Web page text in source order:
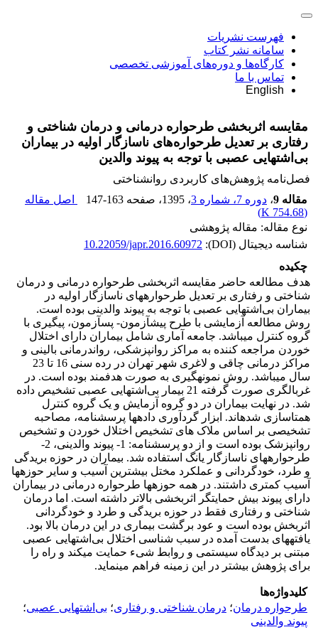
فهرست نشریات
سامانه نشر کتاب
کارگاه‌ها و دوره‌های آموزشی تخصصی
تماس با ما
English
مقایسه اثربخشی طرحواره درمانی و درمان شناختی و
رفتاری بر تعدیل طرحواره‌های ناسازگار اولیه در بیماران
بی‌اشتهایی عصبی با توجه به پیوند والدین
فصل‌نامه پژوهش‌های کاربردی روانشناختی
مقاله 9
، دوره 7، شماره 3 ، 1395 ، صفحه 147-163
اصل مقاله
(
754.68 K
)
نوع مقاله: مقاله پژوهشی
شناسه دیجیتال (DOI):
10.22059/japr.2016.60972
چکیده
هدف مطالعه حاضر مقایسه اثربخشی طرحواره درمانی و درمان
شناختی و رفتاری بر تعدیل طرحواره­های ناسازگار اولیه در
بیماران بی‌اشتهایی عصبی با توجه به پیوند والدینی بوده است.
روش مطالعه آزمایشی با طرح پیش­آزمون- پس­آزمون، پیگیری با
گروه کنترل می­باشد. جامعه آماری شامل بیماران دارای اختلال
خوردن مراجعه کننده به مراکز روان­پزشکی، روان­درمانی بالینی و
مراکز درمانی چاقی و لاغری شهر تهران در رده سنی 16 تا 23
سال می­باشد. روش نمونه­گیری به صورت هدفمند بوده است. در
غربال­گری صورت گرفته 21 بیمار بی‌اشتهایی عصبی تشخیص داده
شد. در نهایت بیماران در دو گروه آزمایش و یک گروه کنترل
همتاسازی شده­اند. ابزار گردآوری داده­ها پرسشنامه، مصاحبه
تشخیصی بر اساس ملاک های تشخیص اختلال خوردن و تشخیص
روان­پزشک بوده است و از دو پرسشنامه: 1- پیوند والدینی، 2-
طرحواره­های ناسازگار یانگ استفاده شد. بیماران در حوزه بریدگی
و طرد، خودگردانی و عملکرد مختل بیشترین آسیب و سایر حوزه­ها
آسیب کمتری داشتند. در همه حوزه­ها طرحواره درمانی در بیماران
دارای پیوند بیش حمایت­گر اثربخشی بالاتر داشته است. اما درمان
شناختی و رفتاری فقط در حوزه بریدگی و طرد و خودگردانی
اثربخش بوده است و عود برگشت بیماری در این درمان بالا بود.
یافته­های بدست آمده در سبب شناسی اختلال بی‌اشتهایی عصبی
مبتنی بر دیدگاه سیستمی و روابط شیء حمایت می­کند و راه را
برای پژوهش بیشتر در این زمینه فراهم می­نماید.
کلیدواژه‌ها
طرحواره درمان؛ درمان شناختی و رفتاری؛ بی‌اشتهایی عصبی؛
پیوند والدینی